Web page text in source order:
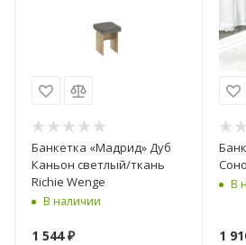
Банкетка «Мадрид» Дуб
Каньон светлый/ткань
Richie Wenge
В наличии
1 544₽
В
1